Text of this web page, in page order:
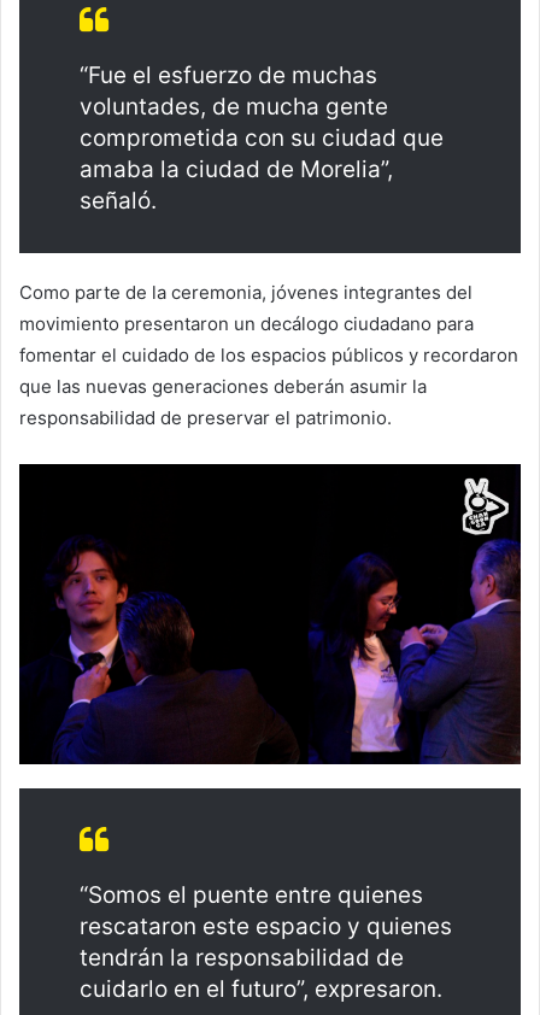
“Fue el esfuerzo de muchas
voluntades, de mucha gente
comprometida con su ciudad que
amaba la ciudad de Morelia”,
señaló.
Como parte de la ceremonia, jóvenes integrantes del
movimiento presentaron un decálogo ciudadano para
fomentar el cuidado de los espacios públicos y recordaron
que las nuevas generaciones deberán asumir la
responsabilidad de preservar el patrimonio.
“Somos el puente entre quienes
rescataron este espacio y quienes
tendrán la responsabilidad de
cuidarlo en el futuro”, expresaron.